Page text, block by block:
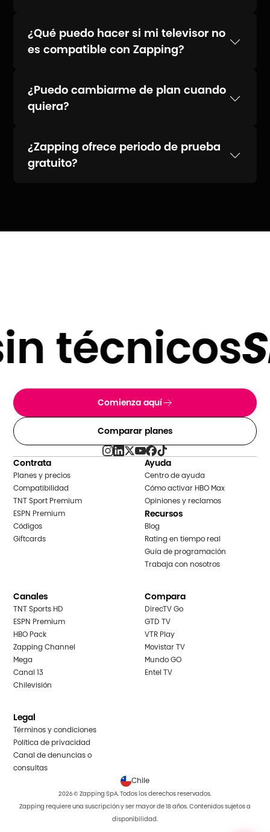
¿Qué puedo hacer si mi televisor no
es compatible con Zapping?
¿Puedo cambiarme de plan cuando
quiera?
¿Zapping ofrece periodo de prueba
gratuito?
alianzas comerciales, así que te
técnicos
Comienza aquí
Comparar planes
Contrata
Planes y precios
Compatibilidad
TNT Sport Premium
ESPN Premium
Códigos
Giftcards
Ayuda
Centro de ayuda
Cómo activar HBO Max
Opiniones y reclamos
Recursos
Blog
Rating en tiempo real
Guía de programación
Trabaja con nosotros
Canales
TNT Sports HD
ESPN Premium
HBO Pack
Zapping Channel
Mega
Canal 13
Chilevisión
Compara
DirecTV Go
GTD TV
VTR Play
Movistar TV
Mundo GO
Entel TV
Legal
Términos y condiciones
Política de privacidad
Canal de denuncias o
consultas
Chile
2026 © Zapping SpA. Todos los derechos reservados.
Zapping requiere una suscripción y ser mayor de 18 años. Contenidos sujetos a
disponibilidad.